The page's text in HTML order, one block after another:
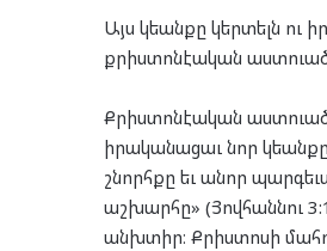
Այս կեանքը կերտելն ու
քրիստոնէական
Քրիստոնէական
իրականացաւ նոր
շնորհքը եւ անոր
աշխարհը» (Յովհաննու
անխտիր։ Քրիստոսի